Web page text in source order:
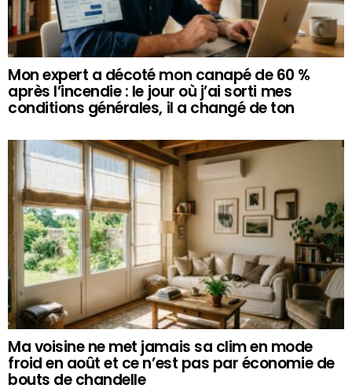
Mon expert a décoté mon canapé de 60 %
après l’incendie : le jour où j’ai sorti mes
conditions générales, il a changé de ton
Ma voisine ne met jamais sa clim en mode
froid en août et ce n’est pas par économie de
bouts de chandelle